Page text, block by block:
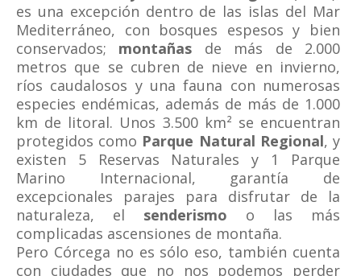
es una excepción dentro de las islas del Mar
Mediterráneo, con bosques espesos y bien
conservados; montañas de más de 2.000
metros que se cubren de nieve en invierno,
ríos caudalosos y una fauna con numerosas
especies endémicas, además de más de 1.000
km de litoral. Unos 3.500 km² se encuentran
protegidos como Parque Natural Regional, y
existen 5 Reservas Naturales y 1 Parque
Marino Internacional, garantía de
excepcionales parajes para disfrutar de la
naturaleza, el senderismo o las más
complicadas ascensiones de montaña.
Pero Córcega no es sólo eso, también cuenta
con ciudades que no nos podemos perder